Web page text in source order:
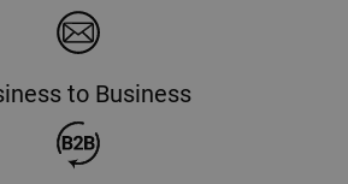
to Business